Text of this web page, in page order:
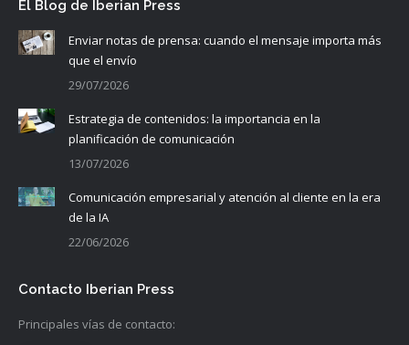
El Blog de Iberian Press
Enviar notas de prensa: cuando el mensaje importa más
que el envío
29/07/2026
Estrategia de contenidos: la importancia en la
planificación de comunicación
13/07/2026
Comunicación empresarial y atención al cliente en la era
de la IA
22/06/2026
Contacto Iberian Press
Principales vías de contacto: